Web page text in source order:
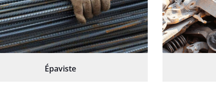
Épaviste